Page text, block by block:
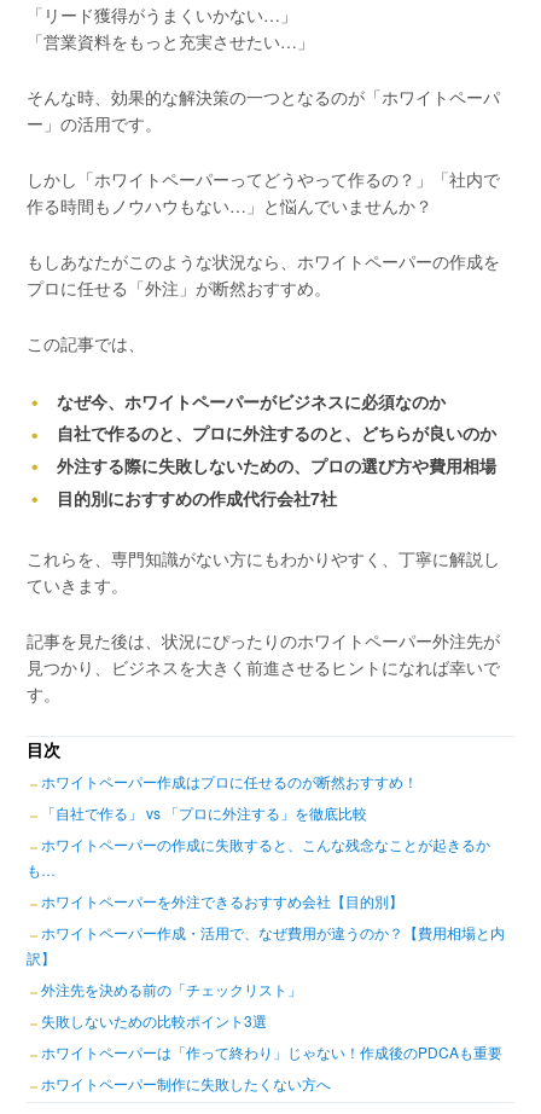
「リード獲得がうまくいかない…」
「営業資料をもっと充実させたい…」
そんな時、効果的な解決策の一つとなるのが「ホワイトペーパ
ー」の活用です。
しかし「ホワイトペーパーってどうやって作るの？」「社内で
作る時間もノウハウもない…」と悩んでいませんか？
もしあなたがこのような状況なら、ホワイトペーパーの作成を
プロに任せる「外注」が断然おすすめ。
この記事では、
なぜ今、ホワイトペーパーがビジネスに必須なのか
自社で作るのと、プロに外注するのと、どちらが良いのか
外注する際に失敗しないための、プロの選び方や費用相場
目的別におすすめの作成代行会社7社
これらを、専門知識がない方にもわかりやすく、丁寧に解説し
ていきます。
記事を見た後は、状況にぴったりのホワイトペーパー外注先が
見つかり、ビジネスを大きく前進させるヒントになれば幸いで
す。
目次
ホワイトペーパー作成はプロに任せるのが断然おすすめ！
「自社で作る」 vs 「プロに外注する」を徹底比較
ホワイトペーパーの作成に失敗すると、こんな残念なことが起きるか
も…
ホワイトペーパーを外注できるおすすめ会社【目的別】
ホワイトペーパー作成・活用で、なぜ費用が違うのか？【費用相場と内
訳】
外注先を決める前の「チェックリスト」
失敗しないための比較ポイント3選
ホワイトペーパーは「作って終わり」じゃない！作成後のPDCAも重要
ホワイトペーパー制作に失敗したくない方へ